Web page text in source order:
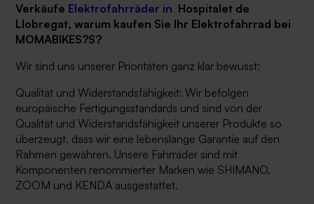
Verkäufe Elektrofahrräder in Hospitalet de
Llobregat, warum kaufen Sie Ihr Elektrofahrrad bei
MOMABIKES?S?
Wir sind uns unserer Prioritäten ganz klar bewusst:
Qualität und Widerstandsfähigkeit: Wir befolgen
europäische Fertigungsstandards und sind von der
Qualität und Widerstandsfähigkeit unserer Produkte so
überzeugt, dass wir eine lebenslange Garantie auf den
Rahmen gewähren. Unsere Fahrräder sind mit
Komponenten renommierter Marken wie SHIMANO,
ZOOM und KENDA ausgestattet.